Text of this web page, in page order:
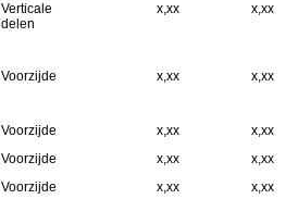
Verticale
delen
x,xx x,xx
Voorzijde x,xx x,xx
Voorzijde x,xx x,xx
Voorzijde x,xx x,xx
Voorzijde x,xx x,xx